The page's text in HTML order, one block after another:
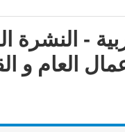
- النشرة
العام و